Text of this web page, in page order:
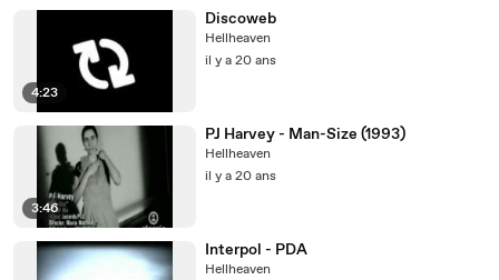
4:23
Discoweb
Hellheaven
il y a 20 ans
3:46
PJ Harvey - Man-Size (1993)
Hellheaven
il y a 20 ans
Interpol - PDA
Hellheaven